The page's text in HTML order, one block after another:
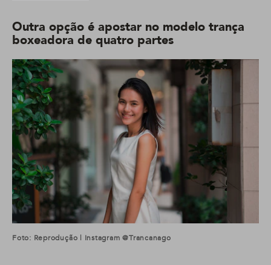
Outra opção é apostar no modelo trança
boxeadora de quatro partes
Foto: Reprodução | Instagram @trancanago